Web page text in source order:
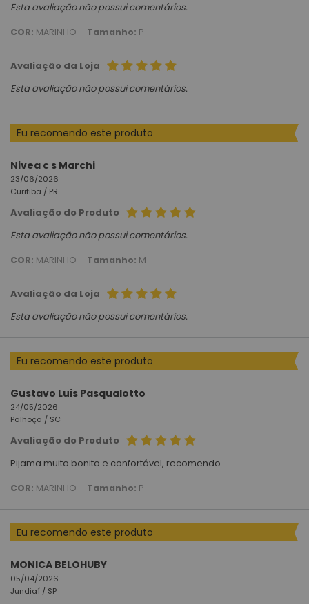
Esta avaliação não possui comentários.
COR: MARINHO Tamanho: P
Avaliação da Loja
Esta avaliação não possui comentários.
Eu recomendo este produto
Nivea c s Marchi
23/06/2026
Curitiba / PR
Avaliação do Produto
Esta avaliação não possui comentários.
COR: MARINHO Tamanho: M
Avaliação da Loja
Esta avaliação não possui comentários.
Eu recomendo este produto
Gustavo Luis Pasqualotto
24/05/2026
Palhoça / SC
Avaliação do Produto
Pijama muito bonito e confortável, recomendo
COR: MARINHO Tamanho: P
Eu recomendo este produto
MONICA BELOHUBY
05/04/2026
Jundiaí / SP